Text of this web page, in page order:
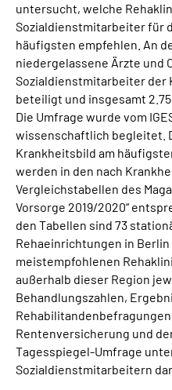
untersucht, welche
Sozialdienstmitarbeiter für
häufigsten empfehlen. An
niedergelassene Ärzte und
Sozialdienstmitarbeiter der
beteiligt und insgesamt
Die Umfrage wurde vom
wissenschaftlich begleitet.
Krankheitsbild am
werden in den nach
Vergleichstabellen des
Vorsorge 2019/2020“
den Tabellen sind 73
Rehaeinrichtungen in
meistempfohlenen
außerhalb dieser Region
Behandlungszahlen,
Rentenversicherung und
Tagesspiegel-Umfrage
Sozialdienstmitarbeitern